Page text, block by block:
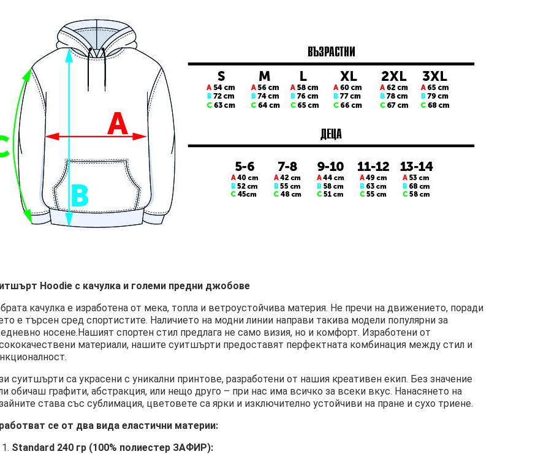
Hoodie с качулка и големи предни джобове
качулка е изработена от мека, топла и ветроустойчива материя. Не пречи на движението, поради
е търсен сред спортистите. Наличието на модни линии направи такива модели популярни за
носене.Нашият спортен стил предлага не само визия, но и комфорт. Изработени от
материали, нашите суитшърти предоставят перфектната комбинация между стил и
суитшърти са украсени с уникални принтове, разработени от нашия креативен екип. Без значение
обичаш графити, абстракция, или нещо друго – при нас има всичко за всеки вкус. Нанасянето на
става със сублимация, цветовете са ярки и изключително устойчиви на пране и сухо триене.
се от два вида еластични материи:
Standard 240 гр (100% полиестер ЗАФИР):